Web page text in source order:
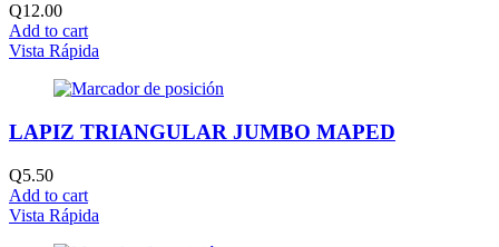
Q12.00
Add to cart
Vista Rápida
LAPIZ TRIANGULAR JUMBO MAPED
Q5.50
Add to cart
Vista Rápida